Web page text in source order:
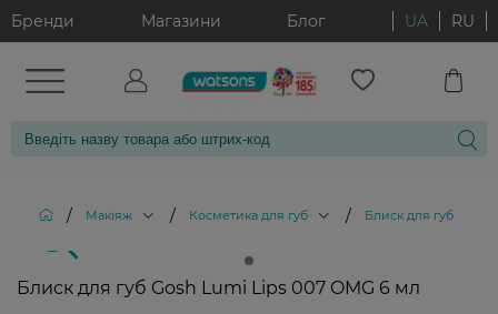
Бренди Магазини Блог UA RU
/ Макіяж / Косметика для губ / Блиск для губ
Блиск для губ Gosh Lumi Lips 007 OMG 6 мл